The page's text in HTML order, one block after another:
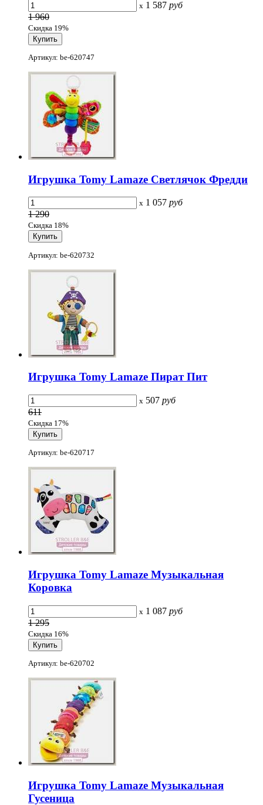
x 1 587 руб
1 960
Скидка 19%
Артикул: be-620747
Игрушка Tomy Lamaze Светлячок Фредди
x 1 057 руб
1 290
Скидка 18%
Артикул: be-620732
Игрушка Tomy Lamaze Пират Пит
x 507 руб
611
Скидка 17%
Артикул: be-620717
Игрушка Tomy Lamaze Музыкальная
Коровка
x 1 087 руб
1 295
Скидка 16%
Артикул: be-620702
Игрушка Tomy Lamaze Музыкальная
Гусеница